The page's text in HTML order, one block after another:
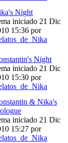
Night
iniciado 21 Dic
15:36 por
Night
iniciado 21 Dic
15:30 por
& Nika's
iniciado 21 Dic
15:27 por